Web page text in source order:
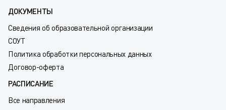
ДОКУМЕНТЫ
Сведения об образовательной организации
СОУТ
Политика обработки персональных данных
Договор-оферта
РАСПИСАНИЕ
Все направления